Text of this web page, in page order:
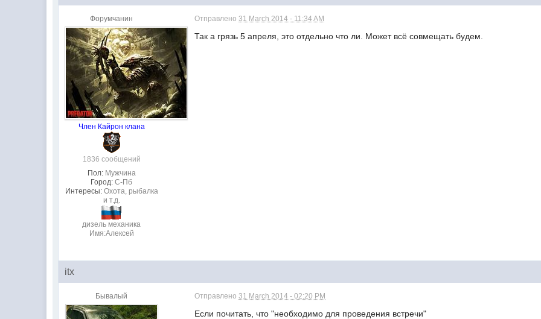
Форумчанин
Член Кайрон клана
1836 сообщений
Пол: Мужчина
Город: С-Пб
Интересы: Охота, рыбалка
и т.д.
дизель механика
Имя:Алексей
Отправлено31 March 2014 - 11:34 AM
Так а грязь 5 апреля, это отдельно что ли. Может всё совмещать будем.
itx
Бывалый Отправлено31 March 2014 - 02:20 PM
Если почитать, что "необходимо для проведения встречи"